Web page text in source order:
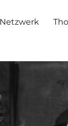
Netzwerk